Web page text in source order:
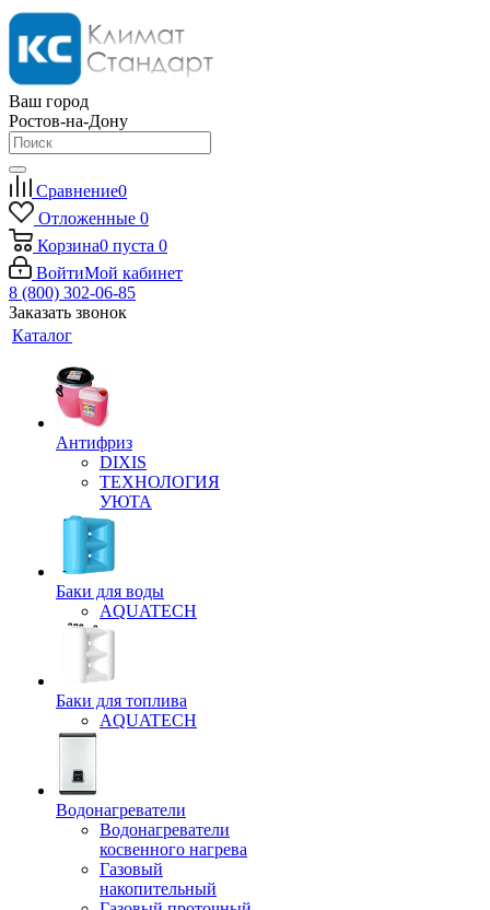
Ваш город
Ростов-на-Дону
Сравнение0
Отложенные 0
Корзина0 пуста 0
ВойтиМой кабинет
8 (800) 302-06-85
Заказать звонок
Каталог
Антифриз
DIXIS
ТЕХНОЛОГИЯ
УЮТА
Баки для воды
AQUATECH
Баки для топлива
AQUATECH
Водонагреватели
Водонагреватели
косвенного нагрева
Газовый
накопительный